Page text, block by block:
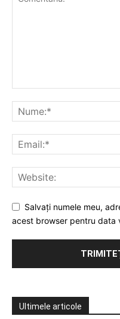
Salvați numele meu,
acest browser pentru data
Ultimele articole